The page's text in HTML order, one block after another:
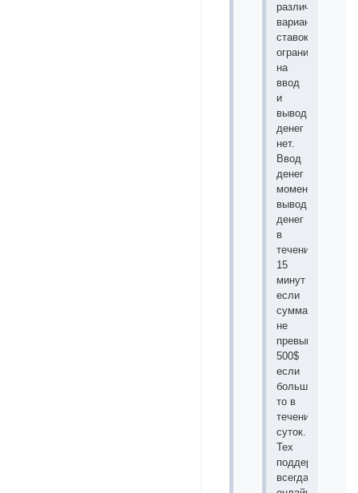
различных
вариантов
ставок,
ограничений
на
ввод
и
вывод
денег
нет.
Ввод
денег
моментальный,
вывод
денег
в
течение
15
минут
если
сумма
не
превышает
500$
если
больше
то в
течении
суток.
Тех
поддержка
всегда